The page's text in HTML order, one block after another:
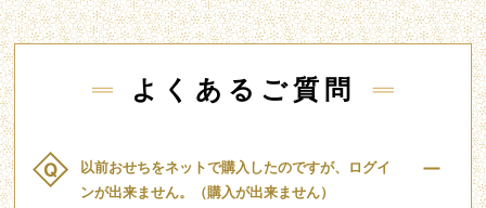
よくあるご質問
以前おせちをネットで購入したのですが、ログイ
ンが出来ません。（購入が出来ません）